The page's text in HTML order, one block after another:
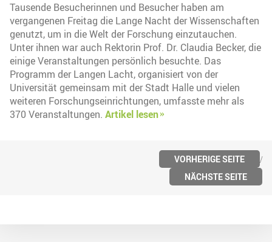
Tausende Besucherinnen und Besucher haben am
vergangenen Freitag die Lange Nacht der Wissenschaften
genutzt, um in die Welt der Forschung einzutauchen.
Unter ihnen war auch Rektorin Prof. Dr. Claudia Becker, die
einige Veranstaltungen persönlich besuchte. Das
Programm der Langen Lacht, organisiert von der
Universität gemeinsam mit der Stadt Halle und vielen
weiteren Forschungseinrichtungen, umfasste mehr als
370 Veranstaltungen. Artikel lesen
VORHERIGE SEITE
NÄCHSTE SEITE